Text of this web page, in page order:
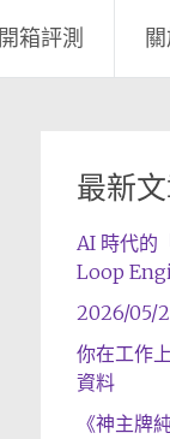
開箱評測
最新
AI 時代的
Loop
2026/05/
你在工作
資料
《神主牌